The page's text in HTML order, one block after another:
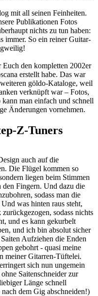
mit all seinen Feinheiten.
Publikationen Fotos
nichts zu tun haben:
immer. So ein reiner Guitar-
den kompletten 2002er
erstellt habe. Das war
göldo-Kataloge, weil
verknüpft war – Fotos,
man einfach und schnell
Änderungen vornehmen.
Z-Tuners
auch auf die
Die Flügel kommen so
liegen beim Stimmen
Fingern. Und dazu die
sodass man die
was hinten raus steht,
sodass nichts
und es kann gekurbelt
und ich bin absolut sicher
Aufziehen die Enden
gebohrt - quasi meine
meiner Gitarren-Tüftelei.
sich nun ungemein
Saitenschneider zur
Länge schnell
dem Gig abschneiden!)